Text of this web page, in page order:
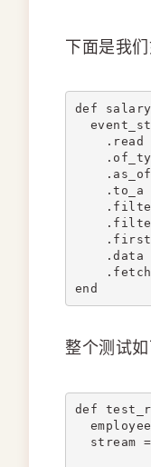
下面是我
def
.read
.as_of
.to_a
.filter {
.filter {
.first
.data
end
整个测试如
def
stream